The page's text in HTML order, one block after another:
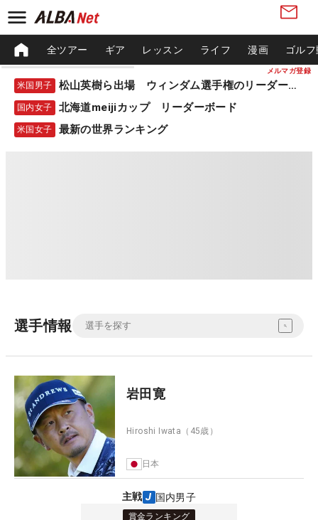
メルマガ登録
全ツアー ギア レッスン ライフ 漫画 ゴル
米国男子 松山英樹ら出場 ウィンダム選手権のリーダーボード
国内女子 北海道meijiカップ リーダーボード
米国女子 最新の世界ランキング
選手情報
岩田寛
Hiroshi Iwata （45歳）
日本
主戦 国内男子
賞金ランキング